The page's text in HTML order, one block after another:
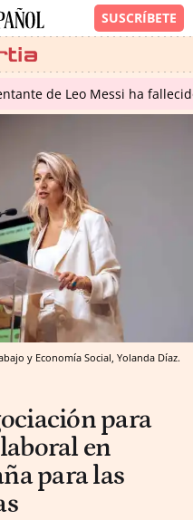
de Leo Messi ha
y Economía Social, Yolanda Díaz.
para
en
para las